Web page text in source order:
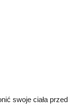
swoje ciała przed